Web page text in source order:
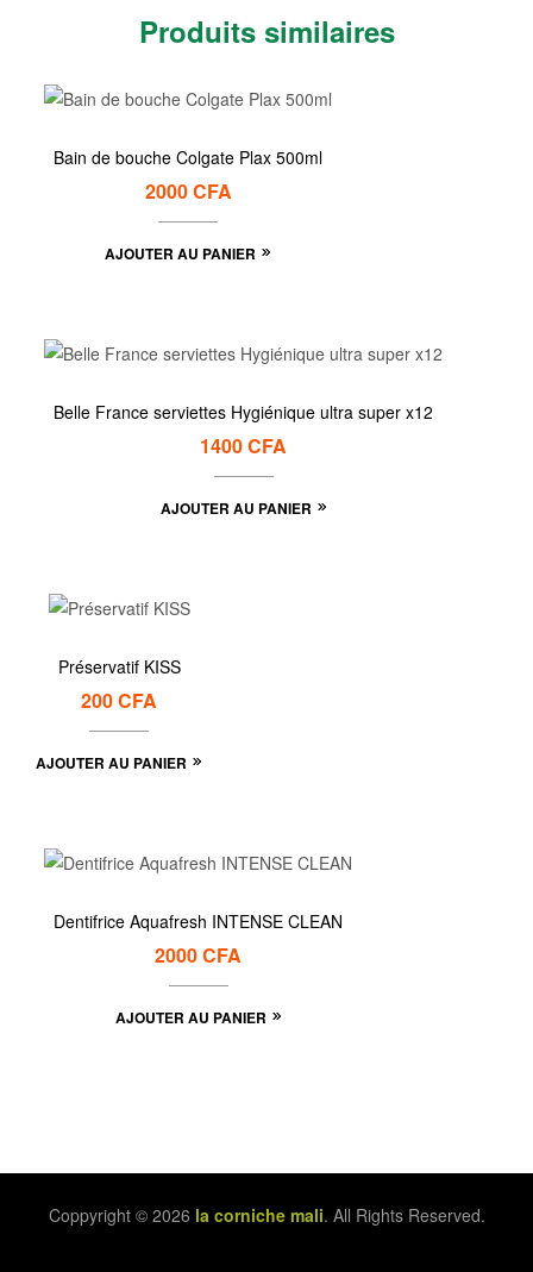
Produits similaires
Bain de bouche Colgate Plax 500ml
2000CFA
AJOUTER AU PANIER
Belle France serviettes Hygiénique ultra super x12
1400CFA
AJOUTER AU PANIER
Préservatif KISS
200CFA
AJOUTER AU PANIER
Dentifrice Aquafresh INTENSE CLEAN
2000CFA
AJOUTER AU PANIER
Coppyright © 2026 la corniche mali. All Rights Reserved.